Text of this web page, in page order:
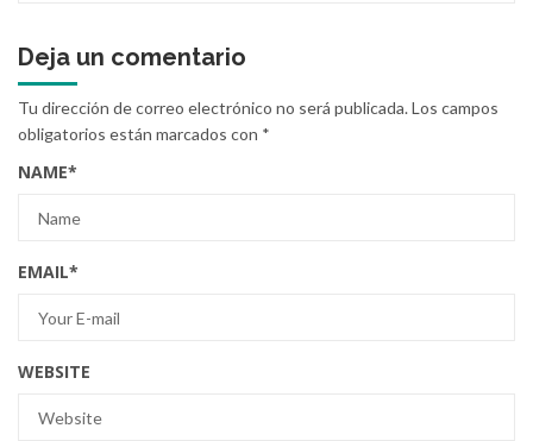
Deja un comentario
Tu dirección de correo electrónico no será publicada.Los campos
obligatorios están marcados con *
NAME*
EMAIL*
WEBSITE